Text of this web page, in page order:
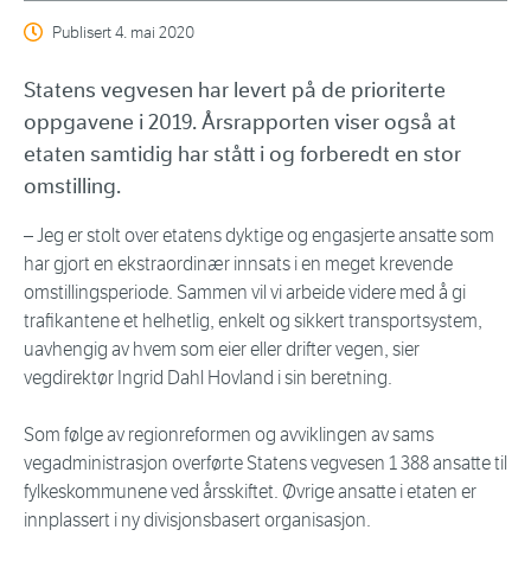
Publisert4. mai 2020
Statens vegvesen har levert på de prioriterte
oppgavene i 2019. Årsrapporten viser også at
etaten samtidig har stått i og forberedt en stor
omstilling.
– Jeg er stolt over etatens dyktige og engasjerte ansatte som
har gjort en ekstraordinær innsats i en meget krevende
omstillingsperiode. Sammen vil vi arbeide videre med å gi
trafikantene et helhetlig, enkelt og sikkert transportsystem,
uavhengig av hvem som eier eller drifter vegen, sier
vegdirektør Ingrid Dahl Hovland i sin beretning.
Som følge av regionreformen og avviklingen av sams
vegadministrasjon overførte Statens vegvesen 1 388 ansatte til
fylkeskommunene ved årsskiftet. Øvrige ansatte i etaten er
innplassert i ny divisjonsbasert organisasjon.